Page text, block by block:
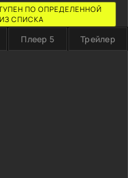
ПО ОПРЕДЕЛЕННОЙ
СПИСКА
Плеер 5 Трейлер